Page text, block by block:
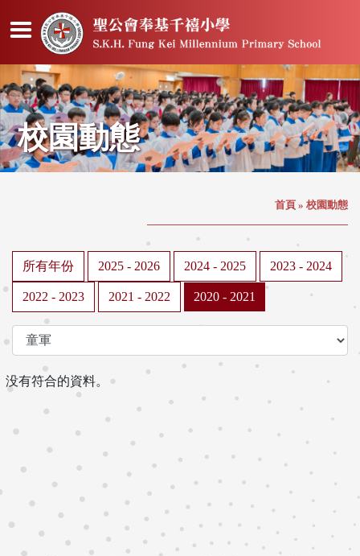
校園動態
首頁 » 校園動態
所有年份 2025 - 2026 2024 - 2025 2023 - 2024
2022 - 2023 2021 - 2022 2020 - 2021
没有符合的資料。